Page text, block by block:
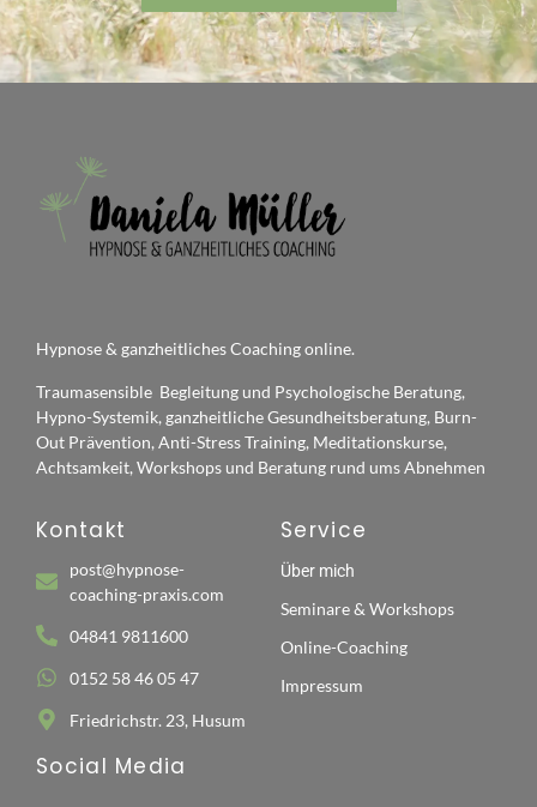
Hypnose & ganzheitliches Coaching online.
Traumasensible Begleitung und Psychologische Beratung,
Hypno-Systemik, ganzheitliche Gesundheitsberatung, Burn-
Out Prävention, Anti-Stress Training, Meditationskurse,
Achtsamkeit, Workshops und Beratung rund ums Abnehmen
Kontakt
post@hypnose-
coaching-praxis.com
04841 9811600
0152 58 46 05 47
Friedrichstr. 23, Husum
Service
Über mich
Seminare & Workshops
Online-Coaching
Impressum
Social Media